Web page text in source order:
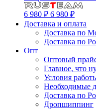
6 980 ₽ 6 980 ₽
Доставка и оплата
Доставка по
Доставка по
Опт
Оптовый
Главное, что
Условия
Необходимые
Доставка по
Дропшиппинг